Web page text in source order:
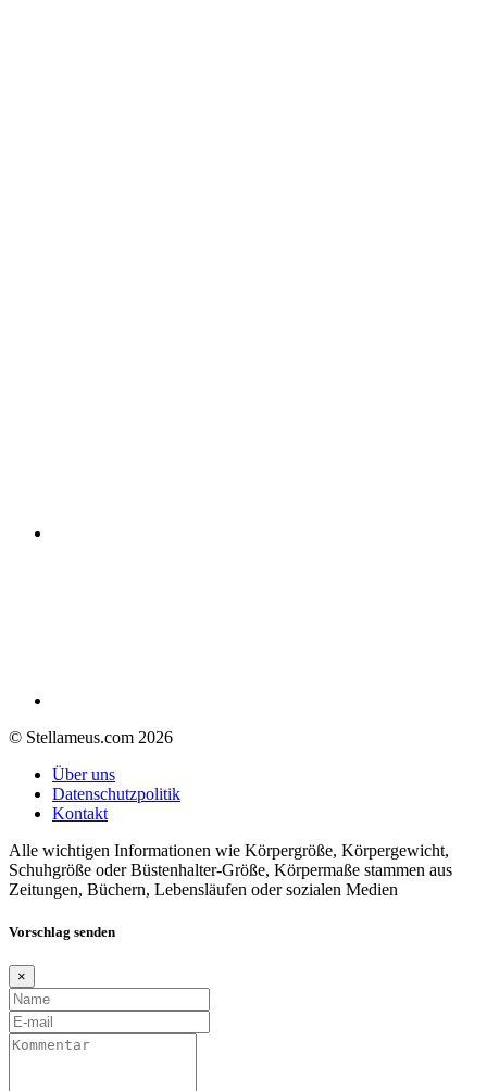
© Stellameus.com 2026
Über uns
Datenschutzpolitik
Kontakt
Alle wichtigen Informationen wie Körpergröße, Körpergewicht,
Schuhgröße oder Büstenhalter-Größe, Körpermaße stammen aus
Zeitungen, Büchern, Lebensläufen oder sozialen Medien
Vorschlag senden
×